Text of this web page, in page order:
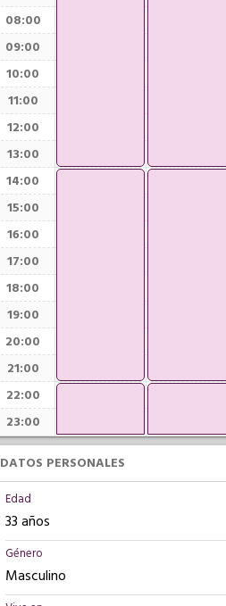
08:00
09:00
10:00
11:00
12:00
13:00
14:00
15:00
16:00
17:00
18:00
19:00
20:00
21:00
22:00
23:00
DATOS PERSONALES
Edad
33 años
Género
Masculino